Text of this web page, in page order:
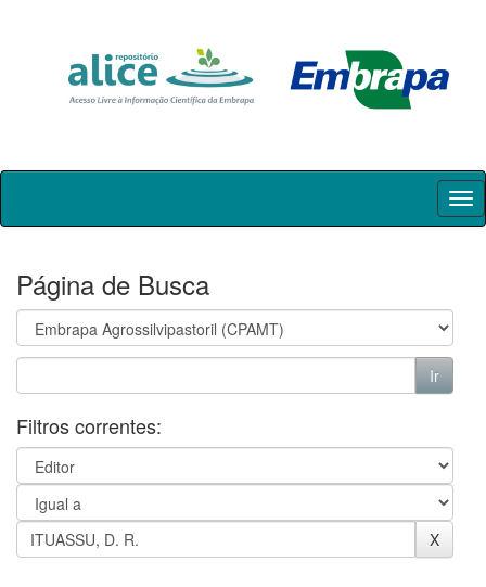
Skip
Página de Busca
Filtros correntes: